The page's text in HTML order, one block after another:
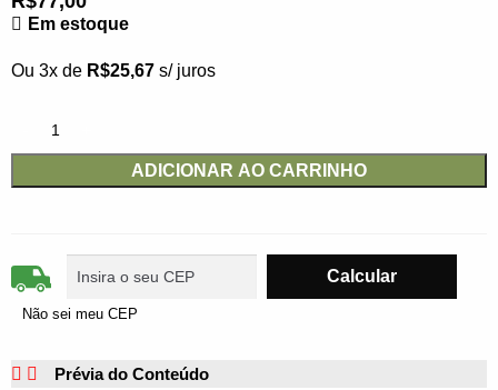
Em estoque
Ou 3x de R$25,67 s/ juros
ADICIONAR AO CARRINHO
Não sei meu CEP
Prévia do Conteúdo